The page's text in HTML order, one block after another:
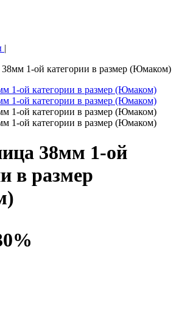
|
1-ой категории в размер (Юмаком)
38мм 1-ой
в размер